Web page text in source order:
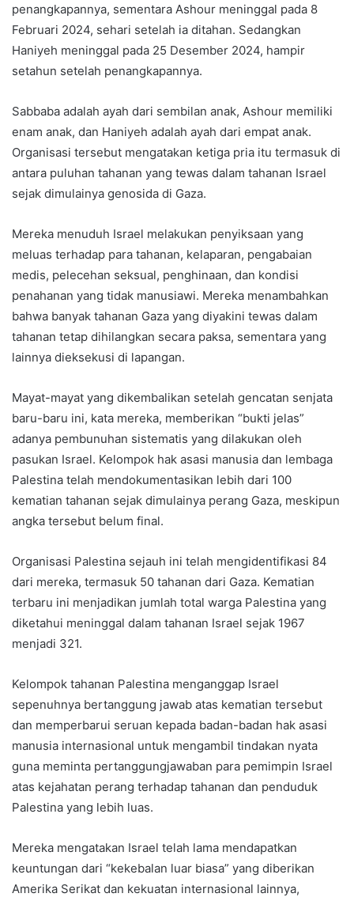
penangkapannya, sementara Ashour meninggal pada 8
Februari 2024, sehari setelah ia ditahan. Sedangkan
Haniyeh meninggal pada 25 Desember 2024, hampir
setahun setelah penangkapannya.
Sabbaba adalah ayah dari sembilan anak, Ashour memiliki
enam anak, dan Haniyeh adalah ayah dari empat anak.
Organisasi tersebut mengatakan ketiga pria itu termasuk di
antara puluhan tahanan yang tewas dalam tahanan Israel
sejak dimulainya genosida di Gaza.
Mereka menuduh Israel melakukan penyiksaan yang
meluas terhadap para tahanan, kelaparan, pengabaian
medis, pelecehan seksual, penghinaan, dan kondisi
penahanan yang tidak manusiawi. Mereka menambahkan
bahwa banyak tahanan Gaza yang diyakini tewas dalam
tahanan tetap dihilangkan secara paksa, sementara yang
lainnya dieksekusi di lapangan.
Mayat-mayat yang dikembalikan setelah gencatan senjata
baru-baru ini, kata mereka, memberikan “bukti jelas”
adanya pembunuhan sistematis yang dilakukan oleh
pasukan Israel. Kelompok hak asasi manusia dan lembaga
Palestina telah mendokumentasikan lebih dari 100
kematian tahanan sejak dimulainya perang Gaza, meskipun
angka tersebut belum final.
Organisasi Palestina sejauh ini telah mengidentifikasi 84
dari mereka, termasuk 50 tahanan dari Gaza. Kematian
terbaru ini menjadikan jumlah total warga Palestina yang
diketahui meninggal dalam tahanan Israel sejak 1967
menjadi 321.
Kelompok tahanan Palestina menganggap Israel
sepenuhnya bertanggung jawab atas kematian tersebut
dan memperbarui seruan kepada badan-badan hak asasi
manusia internasional untuk mengambil tindakan nyata
guna meminta pertanggungjawaban para pemimpin Israel
atas kejahatan perang terhadap tahanan dan penduduk
Palestina yang lebih luas.
Mereka mengatakan Israel telah lama mendapatkan
keuntungan dari “kekebalan luar biasa” yang diberikan
Amerika Serikat dan kekuatan internasional lainnya,